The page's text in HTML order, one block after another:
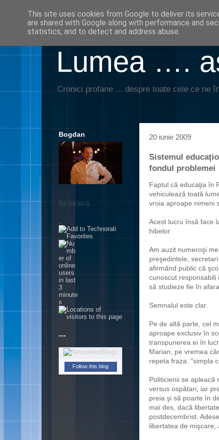
Lumea ….
Cronici profane ... despre toate cele ce ne
20 iunie 2009
Sistemul
fondul problemei
Faptul că educaţia în
vehiculează toată
vroia aproape nimeni
Acest lucru însă face
hibelor.
Am auzit numeroşi
preşedintele,
afirmând public că
cunoscut responsabili
să studieze fie în
Semnalul este clar.
Pe de altă parte, cel
aproape exclusiv în
transpunerea ei în
Marian, pe vremea
repeta fraza: "simpla
Politicienii se apleacă
versus ospătari, iar
preia şi să poarte în
mai des, dacă
postdecembrist.
libertatea de
Bogdan
Se încarcă...
.
This site uses cookies from Google to deliver its
are shared with Google along with performance and
statistics, and to detect and address abuse.